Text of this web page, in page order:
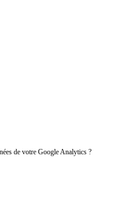
de votre Google Analytics ?